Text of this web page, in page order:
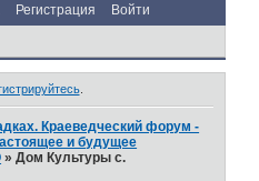
Регистрация Войти
.
Краеведческий форум -
и будущее
»Дом Культуры с.